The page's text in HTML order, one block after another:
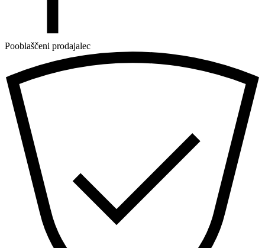
Pooblaščeni prodajalec